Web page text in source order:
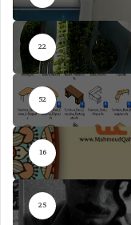
22
52
16
25